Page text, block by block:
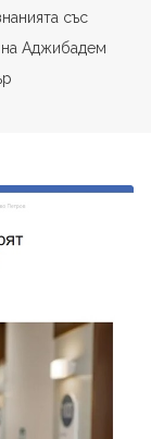
със
на Аджибадем